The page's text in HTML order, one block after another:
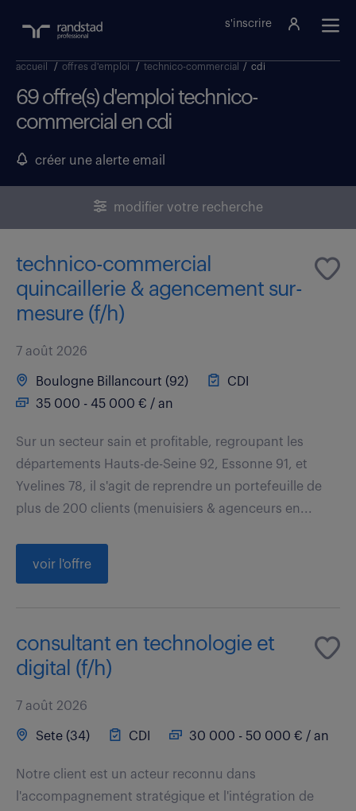
s'inscrire
accueil / offres d'emploi / technico-commercial / cdi
69 offre(s) d'emploi technico-
commercial en cdi
créer une alerte email
modifier votre recherche
technico-commercial
quincaillerie & agencement sur-
mesure (f/h)
7 août 2026
Boulogne Billancourt (92)
CDI
35 000 - 45 000 € / an
Sur un secteur sain et profitable, regroupant les
départements Hauts-de-Seine 92, Essonne 91, et
Yvelines 78, il s'agit de reprendre un portefeuille de
plus de 200 clients (menuisiers & agenceurs en...
voir l'offre
consultant en technologie et
digital (f/h)
7 août 2026
Sete (34) CDI 30 000 - 50 000 € / an
Notre client est un acteur reconnu dans
l'accompagnement stratégique et l'intégration de